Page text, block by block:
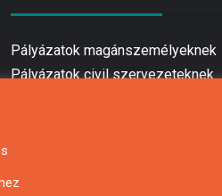
Pályázatok magánszemélyeknek
Pályázatok civil szervezeteknek